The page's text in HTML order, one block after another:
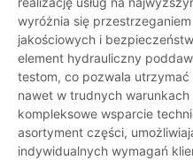
wyróżnia się
jakościowych i
element hydrauliczny
testom, co pozwala
nawet w trudnych
kompleksowe wsparcie
asortyment części,
indywidualnych wymagań